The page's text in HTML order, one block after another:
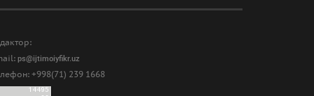
ps@ijtimoiyfikr.uz
+998(71) 239 1668